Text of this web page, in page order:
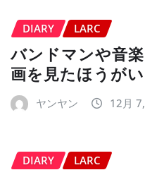
DIARY LARC
バンドマンや音
画を見たほうが
ヤンヤン 12月
DIARY LARC